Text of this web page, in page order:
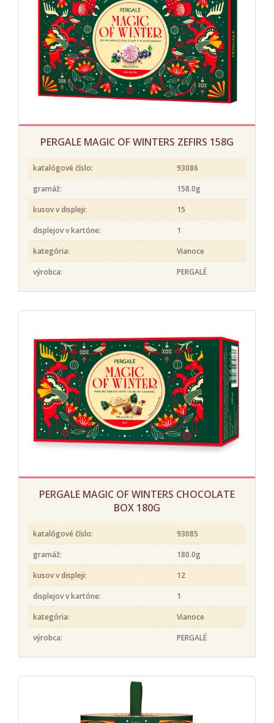
PERGALE MAGIC OF WINTERS ZEFIRS 158G
katalógové číslo:
93086
gramáž:
158.0g
kusov v displeji:
15
displejov v kartóne:
1
kategória:
Vianoce
výrobca:
PERGALÉ
PERGALE MAGIC OF WINTERS CHOCOLATE
BOX 180G
katalógové číslo:
93085
gramáž:
180.0g
kusov v displeji:
12
displejov v kartóne:
1
kategória:
Vianoce
výrobca:
PERGALÉ